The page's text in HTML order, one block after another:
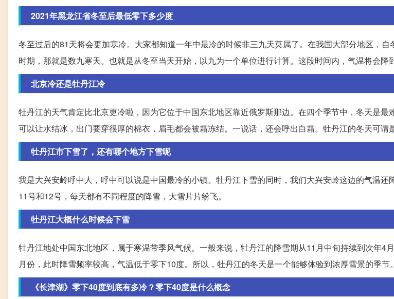
2021年黑龙江省冬至后最低零下多少度
冬至过后的81天将会更加寒冷。大家都知道一年中最冷的时候非三九天莫属了。在我国大部分地区，
时期，那就是数九寒天。也就是从冬至当天开始，以九为一个单位进行计算。这段时间内，气温将会降
北京冷还是牡丹江冷
牡丹江的天气肯定比北京更冷啦，因为它位于中国东北地区靠近俄罗斯那边。在四个季节中，冬天是最
可以让水结冰，出门要穿很厚的棉衣，眉毛都会被霜冻结。一说话，还会呼出白霜。牡丹江的冬天可谓
牡丹江市下雪了，还有哪个地方下雪呢
我是大兴安岭呼中人，呼中可以说是中国最冷的小镇。牡丹江下雪的同时，我们大兴安岭这边的气温还
11号和12号，每天都有不同程度的降雪，大雪片片纷飞。
牡丹江大概什么时候会下雪
牡丹江地处中国东北地区，属于寒温带季风气候。一般来说，牡丹江的降雪期从11月中旬持续到次年4
月份，此时降雪频率较高，气温低于零下10度。所以，牡丹江的冬天是一个能够体验到浓厚雪景的季节。
《长津湖》零下40度到底有多冷？零下40度是什么概念